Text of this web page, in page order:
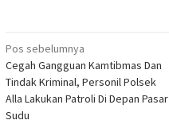
Navigasi
pos
Pos sebelumnya
Cegah Gangguan Kamtibmas Dan
Tindak Kriminal, Personil Polsek
Alla Lakukan Patroli Di Depan Pasar
Sudu